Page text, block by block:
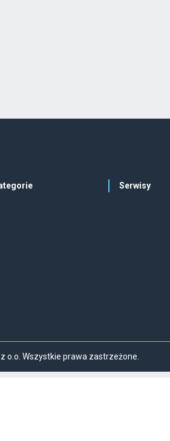
Serwisy
o.o. Wszystkie prawa zastrzeżone.